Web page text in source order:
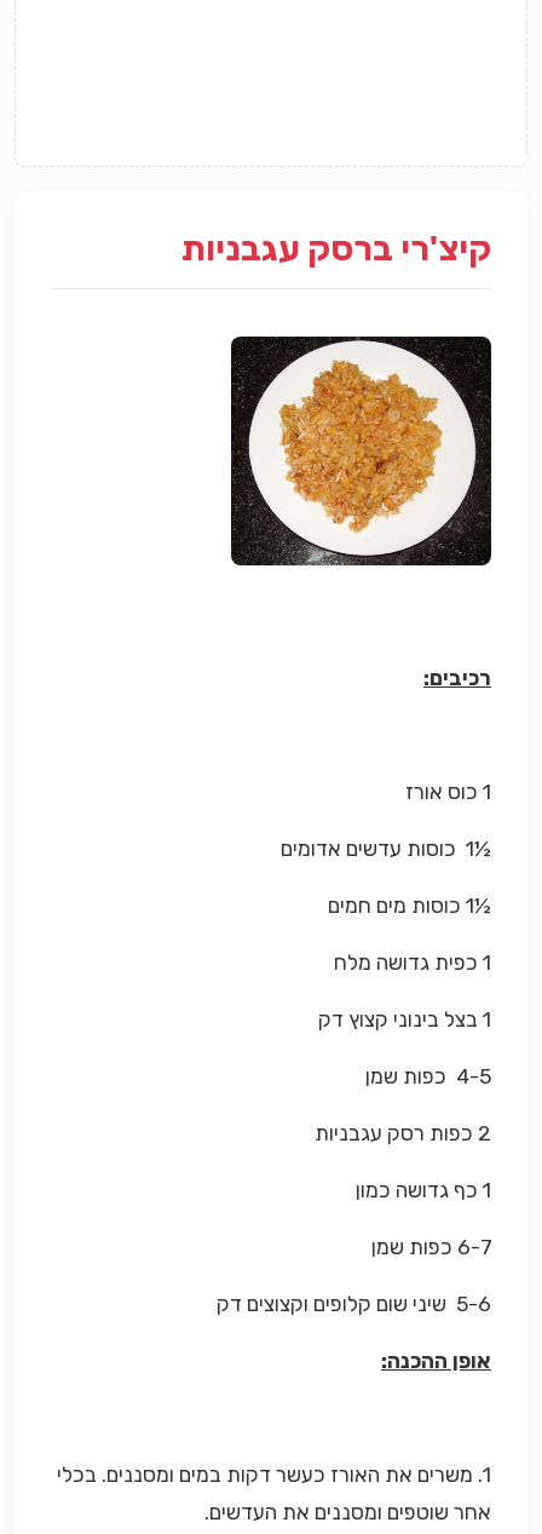
קיצ'רי ברסק עגבניות
רכיבים:
1 כוס אורז
½1 כוסות עדשים אדומים
½1 כוסות מים חמים
1 כפית גדושה מלח
1 בצל בינוני קצוץ דק
4-5 כפות שמן
2 כפות רסק עגבניות
1 כף גדושה כמון
6-7 כפות שמן
5-6 שיני שום קלופים וקצוצים דק
אופן ההכנה:
1. משרים את האורז כעשר דקות במים ומסננים. בכלי
אחר שוטפים ומסננים את העדשים.